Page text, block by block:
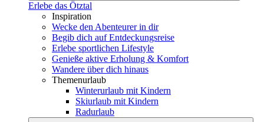
Erlebe das Ötztal
Inspiration
Wecke den Abenteurer in dir
Begib dich auf Entdeckungsreise
Erlebe sportlichen Lifestyle
Genieße aktive Erholung & Komfort
Wandere über dich hinaus
Themenurlaub
Winterurlaub mit Kindern
Skiurlaub mit Kindern
Radurlaub